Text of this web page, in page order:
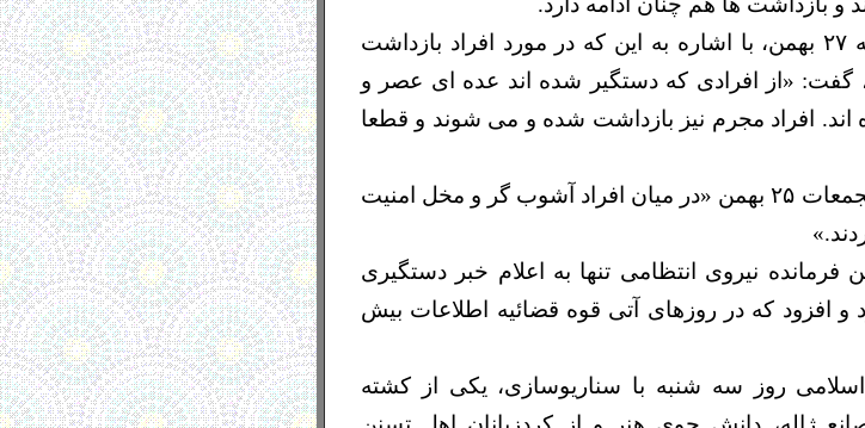
غلامحسین محسنی اژه‌ ای، روز چهارشنبه ۲۷ بهمن، با اشاره به این که در مورد افراد بازداشت
گفت: «از افرادی که دستگیر شده اند عده ای عصر و
افراد مجرم نیز بازداشت شده و می شوند و قطعا
محسنی اژه‌ ای، هم چنین ادعا کرد که در تجمعات ۲۵ بهمن «در میان افراد آشوب گر و مخل امنیت
نیروی انتظامی تنها به اعلام خبر دستگیری
۲۵ بهمن اکتفا کرد و افزود که در روز‌های آتی قوه قضائیه اطلاعات بیش
روز سه شنبه با سناریوسازی، یکی از کشته